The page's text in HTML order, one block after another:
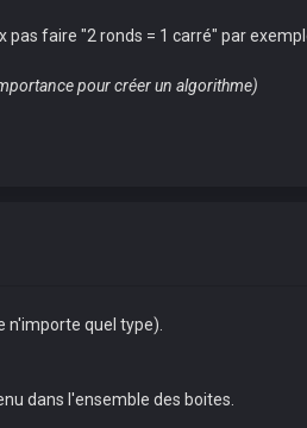
pas faire "2 ronds = 1 carré" par
pour créer un algorithme)
n'importe quel type).
dans l'ensemble des boites.